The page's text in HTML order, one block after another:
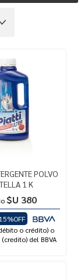
POLVO
1 K
$U 380
15%OFF
o crédito) o
del BBVA